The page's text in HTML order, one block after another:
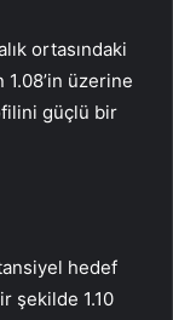
ortasındaki
üzerine
güçlü bir
hedef
şekilde 1.10